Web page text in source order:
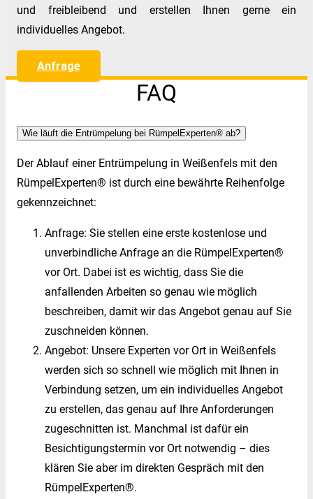
und freibleibend und erstellen Ihnen gerne ein
individuelles Angebot.
Anfrage
FAQ
Wie läuft die Entrümpelung bei RümpelExperten® ab?
Der Ablauf einer Entrümpelung in Weißenfels mit den
RümpelExperten® ist durch eine bewährte Reihenfolge
gekennzeichnet:
Anfrage: Sie stellen eine erste kostenlose und
unverbindliche Anfrage an die RümpelExperten®
vor Ort. Dabei ist es wichtig, dass Sie die
anfallenden Arbeiten so genau wie möglich
beschreiben, damit wir das Angebot genau auf Sie
zuschneiden können.
Angebot: Unsere Experten vor Ort in Weißenfels
werden sich so schnell wie möglich mit Ihnen in
Verbindung setzen, um ein individuelles Angebot
zu erstellen, das genau auf Ihre Anforderungen
zugeschnitten ist. Manchmal ist dafür ein
Besichtigungstermin vor Ort notwendig – dies
klären Sie aber im direkten Gespräch mit den
RümpelExperten®.